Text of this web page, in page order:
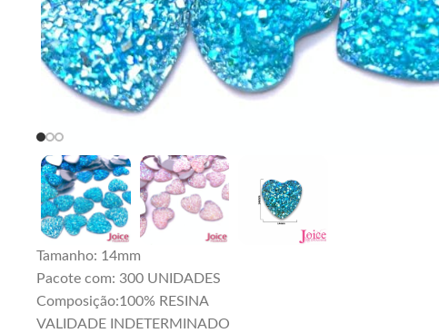
Tamanho: 14mm
Pacote com: 300 UNIDADES
Composição:100% RESINA
VALIDADE INDETERMINADO